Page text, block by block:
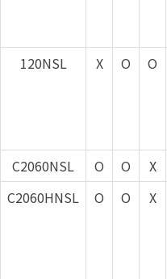
120NSL X O O
C2060NSL O O X
C2060HNSL
O O X